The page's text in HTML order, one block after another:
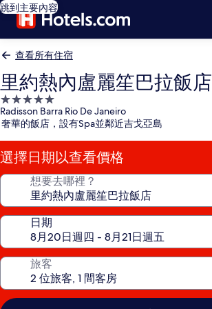
跳到主要內容
查看所有住宿
里約熱內盧麗笙巴拉飯店
5.0
星
級
住
宿
Radisson Barra Rio De Janeiro
奢華的飯店，設有Spa並鄰近吉戈亞島
選擇日期以查看價格
想要去哪裡？
日期
旅客